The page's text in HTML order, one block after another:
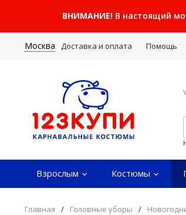
ВНИМАНИЕ!В настоящий
Москва Доставка и оплата Помощь
Взрослым Костюмы
Главная / Головные уборы /